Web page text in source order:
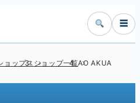
☰
ョップスショップ一覧AO AKUA